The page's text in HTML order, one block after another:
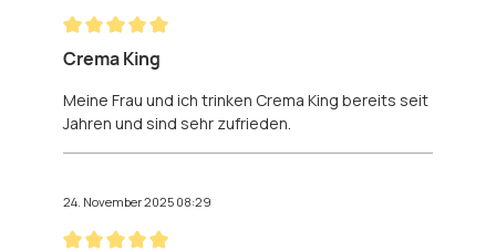
Bewertung mit 5 von 5 Sternen
Crema King
Meine Frau und ich trinken Crema King bereits seit
Jahren und sind sehr zufrieden.
24. November 2025 08:29